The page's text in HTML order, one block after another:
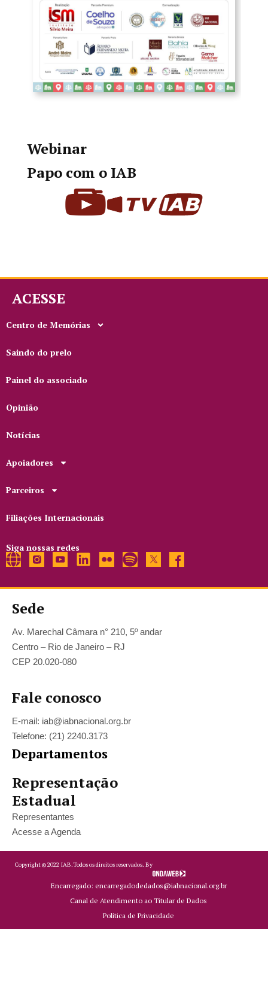
Webinar
Papo com o IAB
ACESSE
Centro de Memórias
Saindo do prelo
Painel do associado
Opinião
Notícias
Apoiadores
Parceiros
Filiações Internacionais
Siga nossas redes
Sede
Av. Marechal Câmara n° 210, 5º andar
Centro – Rio de Janeiro – RJ
CEP 20.020-080
Fale conosco
E-mail: iab@iabnacional.org.br
Telefone: (21) 2240.3173
Departamentos
Representação
Estadual
Representantes
Acesse a Agenda
Copyright ©2022 IAB.Todos os direitos reservados. By
Encarregado: encarregadodedados@iabnacional.org.br
Canal de Atendimento ao Titular de Dados
Política de Privacidade